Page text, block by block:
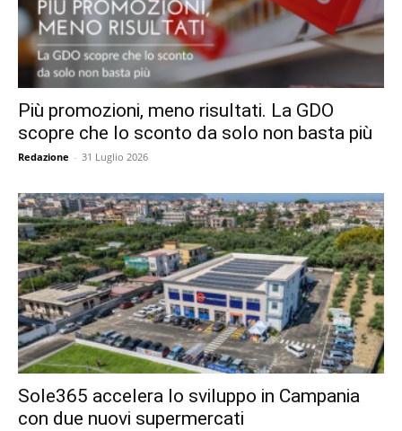
Più promozioni, meno risultati. La GDO
scopre che lo sconto da solo non basta più
Redazione - 31 Luglio 2026
Sole365 accelera lo sviluppo in Campania
con due nuovi supermercati